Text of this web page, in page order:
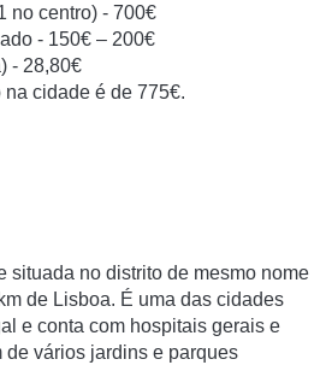
no centro) - 700€
- 150€ – 200€
- 28,80€
cidade é de 775€.
situada no distrito de mesmo nome
de Lisboa. É uma das cidades
e conta com hospitais gerais e
de vários jardins e parques